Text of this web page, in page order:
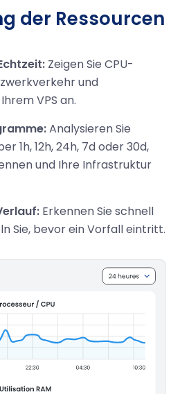
der Ressourcen
Zeigen Sie CPU-
und
VPS an.
Analysieren Sie
1h, 12h, 24h, 7d oder 30d,
und Ihre Infrastruktur
Erkennen Sie schnell
Sie, bevor ein Vorfall eintritt.